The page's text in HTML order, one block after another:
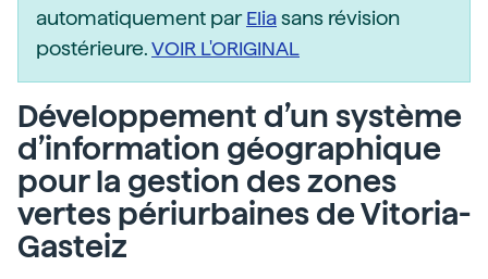
automatiquement parEliasans révision
postérieure.VOIR L'ORIGINAL
Développement d’un système
d’information géographique
pour la gestion des zones
vertes périurbaines de Vitoria-
Gasteiz